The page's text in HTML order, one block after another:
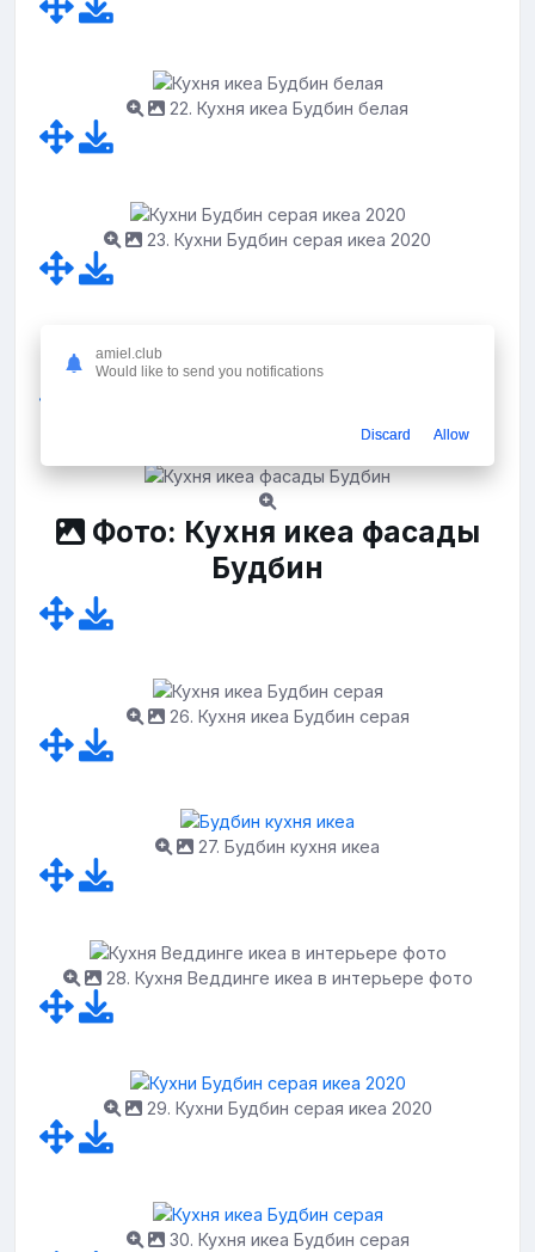
22. Кухня икеа Будбин белая
23. Кухни Будбин серая икеа 2020
24. Зеленая кухня икеа Будбин рал
Фото: Кухня икеа фасады
Будбин
26. Кухня икеа Будбин серая
27. Будбин кухня икеа
28. Кухня Веддинге икеа в интерьере фото
29. Кухни Будбин серая икеа 2020
30. Кухня икеа Будбин серая
amiel.club
Would like to send you notifications
Discard Allow